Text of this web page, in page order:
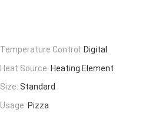
Temperature Control: Digital
Heat Source: Heating Element
Size: Standard
Usage: Pizza